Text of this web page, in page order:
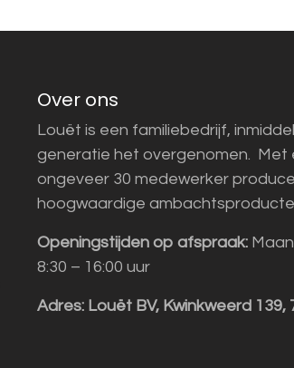
Over ons
Louët is een familiebedrijf,
generatie het overgenomen. Met
ongeveer 30 medewerker
hoogwaardige
Openingstijden op afspraak:
8:30 – 16:00 uur
Adres: Louët BV, Kwinkweerd 139,